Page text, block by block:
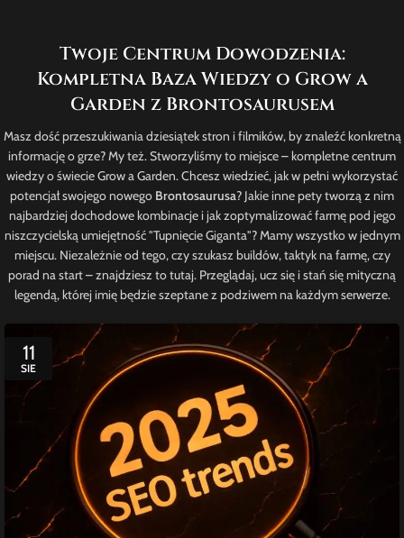
Twoje Centrum Dowodzenia:
Kompletna Baza Wiedzy o Grow a
Garden z Brontosaurusem
Masz dość przeszukiwania dziesiątek stron i filmików, by znaleźć konkretną
informację o grze? My też. Stworzyliśmy to miejsce – kompletne centrum
wiedzy o świecie Grow a Garden. Chcesz wiedzieć, jak w pełni wykorzystać
potencjał swojego nowego Brontosaurusa? Jakie inne pety tworzą z nim
najbardziej dochodowe kombinacje i jak zoptymalizować farmę pod jego
niszczycielską umiejętność "Tupnięcie Giganta"? Mamy wszystko w jednym
miejscu. Niezależnie od tego, czy szukasz buildów, taktyk na farmę, czy
porad na start – znajdziesz to tutaj. Przeglądaj, ucz się i stań się mityczną
legendą, której imię będzie szeptane z podziwem na każdym serwerze.
11
SIE